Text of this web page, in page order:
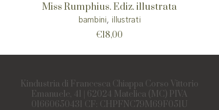
Miss Rumphius. Ediz. illustrata
bambini, illustrati
€18,00
Kindustria di Francesca Chiappa Corso Vittorio
Emanuele, 41 | 62024 Matelica (MC) PIVA
01660650431 CF: CHPFNC79M69F051U